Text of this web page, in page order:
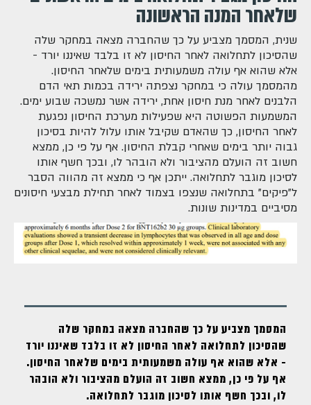
שלאחר המנה הראשונה
שנית, המסמך מצביע על כך שהחברה מצאה במחקר שלה
שהסיכון לתחלואה לאחר החיסון לא זו בלבד שאיננו יורד -
אלא שהוא אף עולה משמעותית בימים שלאחר החיסון.
מהמסמך עולה כי במחקר נצפתה ירידה בכמות תאי הדם
הלבנים לאחר מנת חיסון אחת, ירידה אשר נמשכה שבוע ימים.
המשמעות הפשוטה היא שפעילות מערכת החיסון נפגעת
לאחר החיסון, כך שהאדם שקיבל אותו עלול להיות בסיכון
גבוה יותר בימים שאחרי קבלת החיסון. אף על פי כן, ממצא
חשוב זה הועלם מהציבור ולא הובהר לו, ובכך חשף אותו
לסיכון מוגבר לתחלואה. ייתכן אף כי ממצא זה מהווה הסבר
ל"פיקים" בתחלואה שנצפו בצמוד לאחר תחילת מבצעי חיסונים
מסיביים במדינות שונות.
המסמך מצביע על כך שהחברה מצאה במחקר שלה
שהסיכון לתחלואה לאחר החיסון לא זו בלבד שאיננו יורד
- אלא שהוא אף עולה משמעותית בימים שלאחר החיסון.
אף על פי כן, ממצא חשוב זה הועלם מהציבור ולא הובהר
לו, ובכך חשף אותו לסיכון מוגבר לתחלואה.